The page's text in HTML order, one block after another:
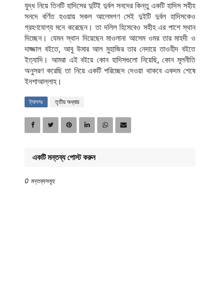
যুদ্ধ নিয়ে তিনটি হাদিসের দুটিই দুর্বল সনদের কিন্তু একটি হাদিস সহীহ
সনদে বর্ণিত হওয়ায় সকল আলেমগণ সেই দুইটি দুর্বল হাদিসকেও
গ্রহণযোগ্য মনে করেছেন। তা দলিল হিসেবেও সহীহ এর পাশে স্থান
দিচ্ছেন। যেমন স্থান দিয়েছেন মাওলানা আসেম ওমর তার মাহদী ও
দাজ্জাল বইতে, আবু উমার আল মুহাজির তার নেদায়ে তাওহীদ বইতে
ইত্যাদি। আমরা এই বইয়ে কোন হাদিসগুলো নিয়েছি, কোন মূলনীতি
অনুসরণ করেছি তা নিয়ে একটি পরিচ্ছেদ দেওয়া থাকবে একদম শেষে
ইনশাআল্লাহ।
ট্যাগসঃ তৃতীয় অধ্যায়
একটি মন্তব্য পোস্ট করুন
0 মন্তব্যসমূহ